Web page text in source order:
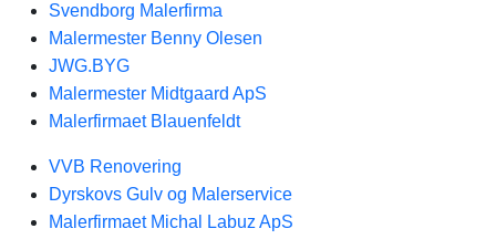
Svendborg Malerfirma
Malermester Benny Olesen
JWG.BYG
Malermester Midtgaard ApS
Malerfirmaet Blauenfeldt
VVB Renovering
Dyrskovs Gulv og Malerservice
Malerfirmaet Michal Labuz ApS